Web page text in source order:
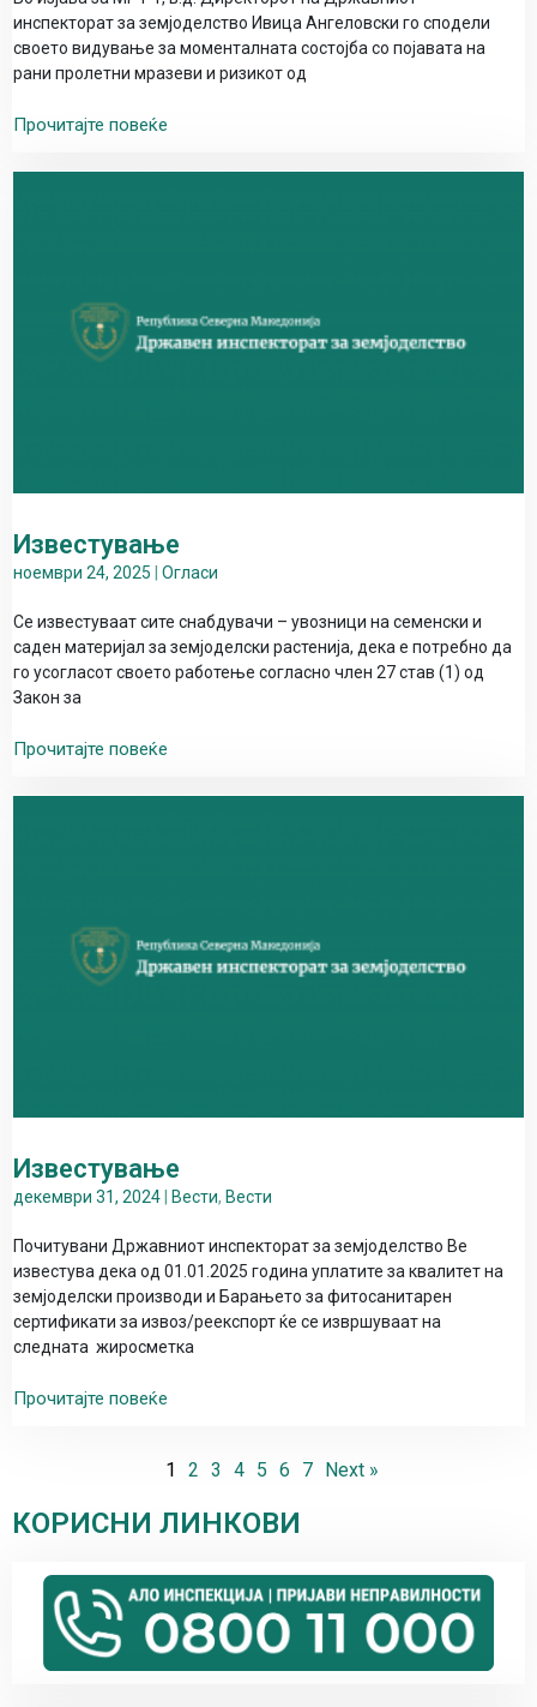
инспекторат за земјоделство Ивица Ангеловски го сподели
своето видување за моменталната состојба со појавата на
рани пролетни мразеви и ризикот од
Прочитајте повеќе
Известување
ноември 24, 2025 Огласи
Се известуваат сите снабдувачи – увозници на семенски и
саден материјал за земјоделски растенија, дека е потребно да
го усогласот своето работење согласно член 27 став (1) од
Закон за
Прочитајте повеќе
Известување
декември 31, 2024 Вести, Вести
Почитувани Државниот инспекторат за земјоделство Ве
известува дека од 01.01.2025 година уплатите за квалитет на
земјоделски производи и Барањето за фитосанитарен
сертификати за извоз/реекспорт ќе се извршуваат на
следната жиросметка
Прочитајте повеќе
1 2 3 4 5 6 7 Next »
КОРИСНИ ЛИНКОВИ
НЕПРАВИЛНОСТ
телефонска линија со број
0800 11 000
На телефонскиот број може да се врти
од фиксен и мобилен телефон и истиот
h до 16 и 30 h.